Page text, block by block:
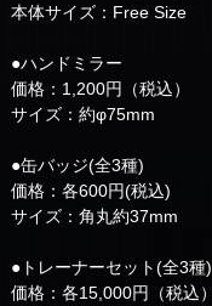
本体サイズ：Free Size
●ハンドミラー
価格：1,200円（税込）
サイズ：約φ75mm
●缶バッジ(全3種)
価格：各600円(税込)
サイズ：角丸約37mm
●トレーナーセット(全3種)
価格：各15,000円（税込